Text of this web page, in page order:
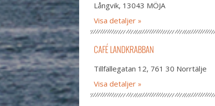
Långvik, 13043 MÖJA
Visa detaljer
CAFÉ LANDKRABBAN
Tillfällegatan 12, 761 30 Norrtälje
Visa detaljer